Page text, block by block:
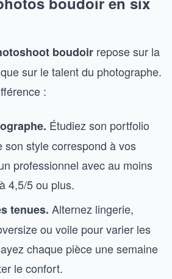
boudoir repose sur la
sur le talent du photographe.
:
Étudiez son portfolio
son style correspond à vos
professionnel avec au moins
4,5/5 ou plus.
tenues. Alternez lingerie,
ou voile pour varier les
chaque pièce une semaine
le confort.